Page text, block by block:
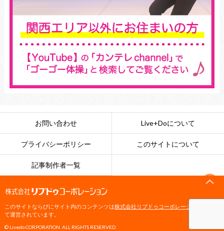
お問い合わせ Live+Doについて
プライバシーポリシー このサイトについて
記事制作者一覧
このサイトならびにサイト内のコンテンツは株式会社リブドゥコーポレーション
て運営されています。
© Livedo CORPORATION. ALL RIGHTS RESERVED.